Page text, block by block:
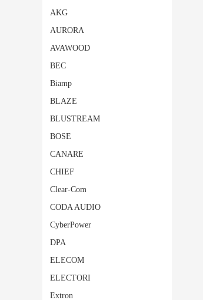
AKG
AURORA
AVAWOOD
BEC
Biamp
BLAZE
BLUSTREAM
BOSE
CANARE
CHIEF
Clear-Com
CODA AUDIO
CyberPower
DPA
ELECOM
ELECTORI
Extron